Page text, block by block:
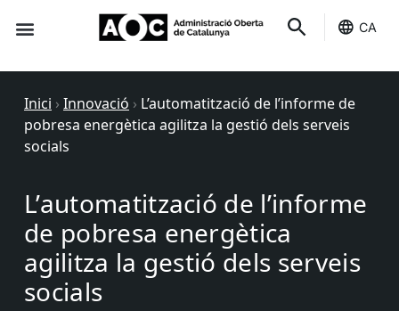
CA
Inici › Innovació › L’automatització de l’informe de
pobresa energètica agilitza la gestió dels serveis
socials
L’automatització de l’informe
de pobresa energètica
agilitza la gestió dels serveis
socials